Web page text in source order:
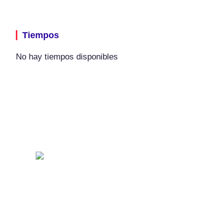
Tiempos
No hay tiempos disponibles